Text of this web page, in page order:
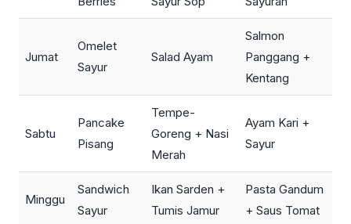
Jumat
Omelet
Sayur
Salad Ayam
Salmon
Panggang +
Kentang
Sabtu
Pancake
Pisang
Tempe-
Goreng + Nasi
Merah
Ayam Kari +
Sayur
Minggu
Sandwich
Sayur
Ikan Sarden +
Tumis Jamur
Pasta Gandum
+ Saus Tomat